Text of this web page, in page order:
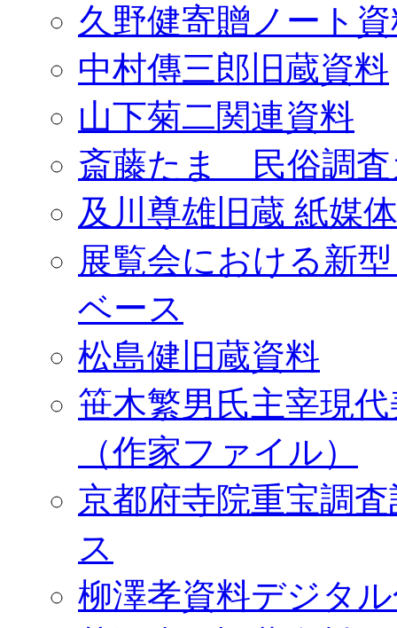
久野健寄贈ノート
中村傳三郎旧蔵資料
山下菊二関連資料
斎藤たま 民俗調査
及川尊雄旧蔵 紙媒
展覧会における新
ベース
松島健旧蔵資料
笹木繁男氏主宰現
（作家ファイル）
京都府寺院重宝調
ス
柳澤孝資料デジタ